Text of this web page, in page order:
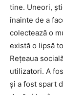
tine. Uneori,
înainte de a
colectează o
există o lipsă
Rețeaua
utilizatori. A
și a fost spart